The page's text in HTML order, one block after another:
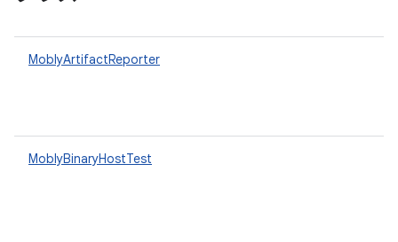
MoblyArtifactReporter
MoblyBinaryHostTest